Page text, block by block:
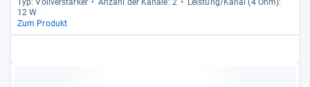
Typ: Voll­ver­stär­ker Anzahl der Kanäle: 2
Leis­tung/Kanal (4 Ohm):
12 W
Zum Produkt